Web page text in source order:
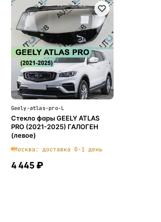
Geely-atlas-pro-L
Стекло фары GEELY ATLAS
PRO (2021-2025) ГАЛОГЕН
(левое)
Москва: доставка 0-1 день
4 445 ₽